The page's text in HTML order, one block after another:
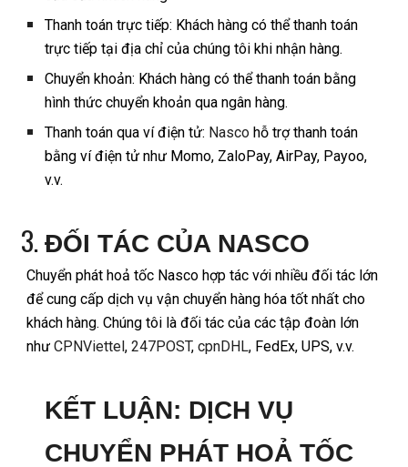
Thanh toán trực tiếp: Khách hàng có thể thanh toán
trực tiếp tại địa chỉ của chúng tôi khi nhận hàng.
Chuyển khoản: Khách hàng có thể thanh toán bằng
hình thức chuyển khoản qua ngân hàng.
Thanh toán qua ví điện tử: Nasco hỗ trợ thanh toán
bằng ví điện tử như Momo, ZaloPay, AirPay, Payoo,
v.v.
ĐỐI TÁC CỦA NASCO
Chuyển phát hoả tốc Nasco hợp tác với nhiều đối tác lớn
để cung cấp dịch vụ vận chuyển hàng hóa tốt nhất cho
khách hàng. Chúng tôi là đối tác của các tập đoàn lớn
nhưCPNViettel,247POST,cpnDHL, FedEx, UPS, v.v.
KẾT LUẬN: DỊCH VỤ
CHUYỂN PHÁT HOẢ TỐC